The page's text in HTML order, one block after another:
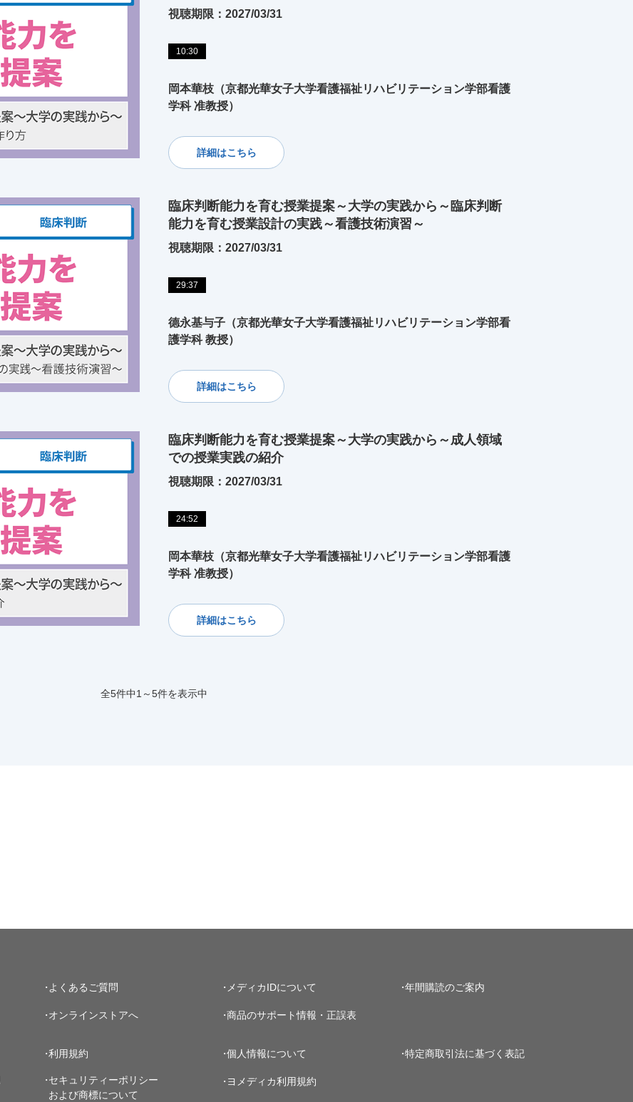
視聴期限：2027/03/31
10:30
岡本華枝（京都光華女子大学看護福祉リハビリテーション学部看護
学科 准教授）
詳細はこちら
臨床判断能力を育む授業提案～大学の実践から～臨床判断
能力を育む授業設計の実践～看護技術演習～
視聴期限：2027/03/31
29:37
德永基与子（京都光華女子大学看護福祉リハビリテーション学部看
護学科 教授）
詳細はこちら
臨床判断能力を育む授業提案～大学の実践から～成人領域
での授業実践の紹介
視聴期限：2027/03/31
24:52
岡本華枝（京都光華女子大学看護福祉リハビリテーション学部看護
学科 准教授）
詳細はこちら
全5件中1～5件を表示中
よくあるご質問 メディカIDについて 年間購読のご案内
オンラインストアへ 商品のサポート情報・正誤表
利用規約 個人情報について 特定商取引法に基づく表記
セキュリティーポリシー
および商標について
ヨメディカ利用規約